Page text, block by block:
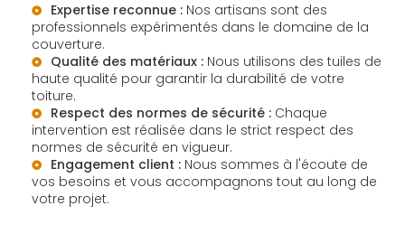
Expertise reconnue : Nos artisans sont des
professionnels expérimentés dans le domaine de la
couverture.
Qualité des matériaux : Nous utilisons des tuiles de
haute qualité pour garantir la durabilité de votre
toiture.
Respect des normes de sécurité : Chaque
intervention est réalisée dans le strict respect des
normes de sécurité en vigueur.
Engagement client : Nous sommes à l'écoute de
vos besoins et vous accompagnons tout au long de
votre projet.